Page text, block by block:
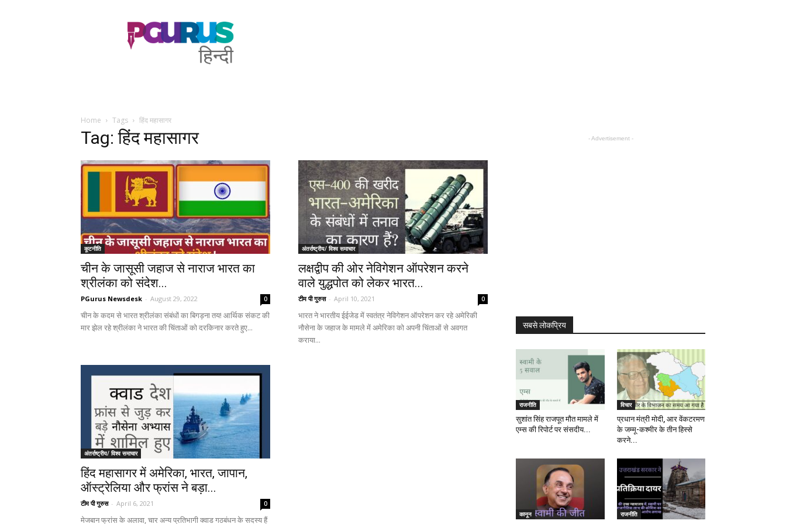
PGurus
Hindi
Home Tags हिंद महासागर
Tag: हिंद महासागर
कूटनीति
चीन के जासूसी जहाज से नाराज भारत का
श्रीलंका को संदेश...
PGurus Newsdesk - August 29, 2022 0
चीन के कदम से भारत श्रीलंका संबंधों का बिगड़ना तय! आर्थिक संकट की
मार झेल रहे श्रीलंका ने भारत की चिंताओं को दरकिनार करते हुए...
अंतर्राष्ट्रीय/ विश्व समाचार
लक्षद्वीप की ओर नेविगेशन ऑपरेशन करने
वाले युद्धपोत को लेकर भारत...
टीम पी गुरुस - April 10, 2021 0
भारत ने भारतीय ईईजेड में स्वतंत्र नेविगेशन ऑपरेशन कर रहे अमेरिकी
नौसेना के जहाज के मामले में अमेरिका को अपनी चिंताओं से अवगत
कराया...
अंतर्राष्ट्रीय/ विश्व समाचार
हिंद महासागर में अमेरिका, भारत, जापान,
ऑस्ट्रेलिया और फ्रांस ने बड़ा...
टीम पी गुरुस - April 6, 2021 0
मेजबान फ्रांस के अलावा, चार अन्य प्रतिभागी क्वाड गठबंधन के सदस्य हैं
- Advertisement -
सबसे लोकप्रिय
राजनीति
सुशांत सिंह राजपूत मौत मामले में
एम्स की रिपोर्ट पर संसदीय...
विचार
प्रधान मंत्री मोदी, आर वेंकटरमण
के जम्मू-कश्मीर के तीन हिस्से
करने...
कानून राजनीति